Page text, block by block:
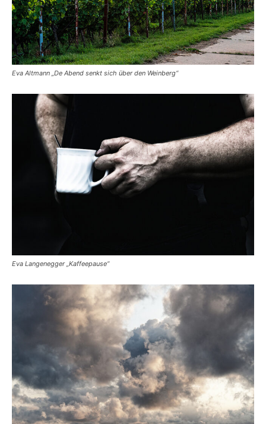
Eva Altmann „De Abend senkt sich über den Weinberg“
Eva Langenegger „Kaffeepause“